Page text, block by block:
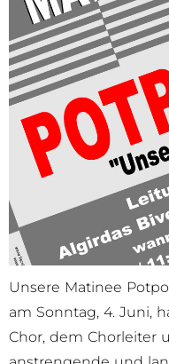
Unsere Matinee
am Sonntag, 4. Juni,
Chor, dem Chorleiter